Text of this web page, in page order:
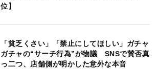
位】
「貧乏くさい」「禁止にしてほしい」ガチャ
ガチャの“サーチ行為”が物議 SNSで賛否真
っ二つ、店舗側が明かした意外な本音